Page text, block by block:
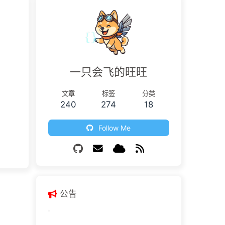
一只会飞的旺旺
文章
240
标签
274
分类
18
Follow Me
公告
'